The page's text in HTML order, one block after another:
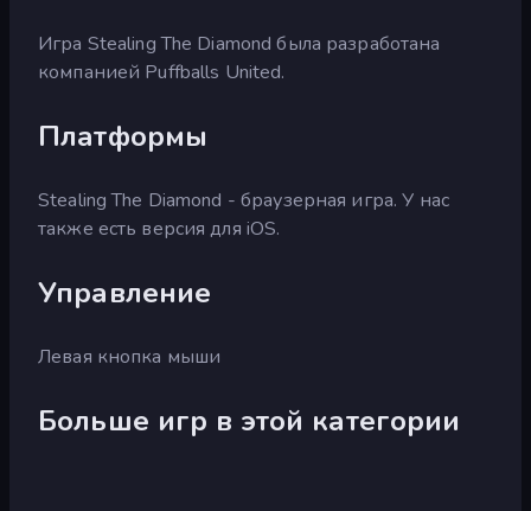
Игра Stealing The Diamond была разработана
компанией Puffballs United.
Платформы
Stealing The Diamond - браузерная игра. У нас
также есть версия для iOS.
Управление
Левая кнопка мыши
Больше игр в этой категории